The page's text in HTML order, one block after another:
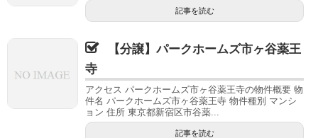
記事を読む
【分譲】パークホームズ市ヶ谷薬王
寺
アクセス パークホームズ市ヶ谷薬王寺の物件概要 物
件名 パークホームズ市ヶ谷薬王寺 物件種別 マンシ
ョン 住所 東京都新宿区市谷薬...
記事を読む